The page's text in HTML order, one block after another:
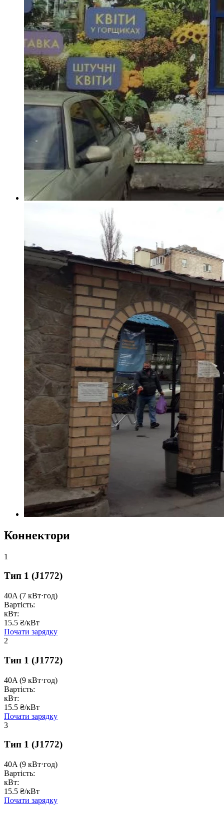
Коннектори
1
Тип 1 (J1772)
40A (7 кВт⋅год)
Вартість:
кВт:
15.5 ₴/кВт
Почати зарядку
2
Тип 1 (J1772)
40A (9 кВт⋅год)
Вартість:
кВт:
15.5 ₴/кВт
Почати зарядку
3
Тип 1 (J1772)
40A (9 кВт⋅год)
Вартість:
кВт:
15.5 ₴/кВт
Почати зарядку